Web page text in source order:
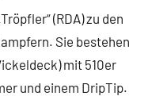
(RDA) zu den
Sie bestehen
mit 510er
und einem DripTip.